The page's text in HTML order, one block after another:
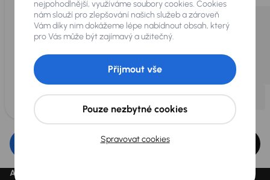
Upravit filtr
Aktuálně platné ceny jsou uvedeny na
nejpohodlnější, využíváme soubory cookies. Cookies
nám slouží pro zlepšování našich služeb a zároveň
Vám díky nim dokážeme lépe nabídnout obsah, který
pro Vás může být zajímavý a užitečný.
Spravovat cookies
Pouze nezbytné cookies
Přijmout vše